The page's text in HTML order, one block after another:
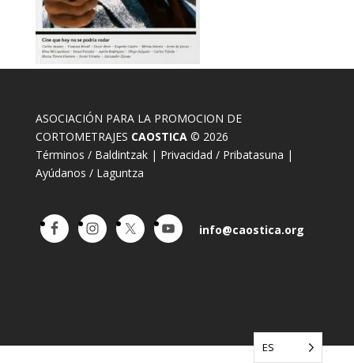
ASOCIACIÓN PARA LA PROMOCION DE
CORTOMETRAJES CAOSTICA© 2026
Términos / Baldintzak| Privacidad / Pribatasuna |
Ayúdanos / Laguntza
info@caostica.org
ES